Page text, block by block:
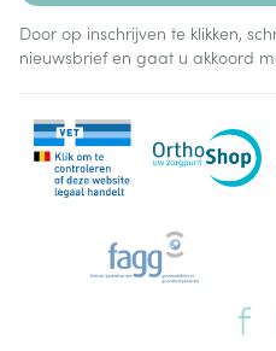
Door op inschrijven te klikken,
nieuwsbrief en gaat u akkoord